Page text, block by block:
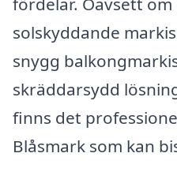
solskyddande
snygg
skräddarsydd
finns det
Blåsmark som kan